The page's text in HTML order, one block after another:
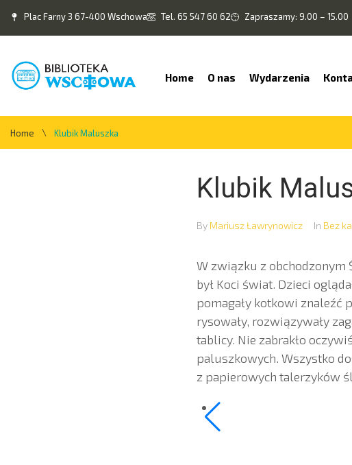
Plac Farny 3 67-400 Wschowa Tel. 65 547 60 62 Zapraszamy: 9.00 – 15.00
Home O nas Wydarzenia
Home \ Klubik Maluszka
Klubik
By Mariusz Ławrynowicz In Bez
W związku z obchodzonym
był Koci świat. Dzieci
pomagały kotkowi znaleźć
rysowały, rozwiązywały
tablicy. Nie zabrakło
paluszkowych. Wszystko
z papierowych talerzyków